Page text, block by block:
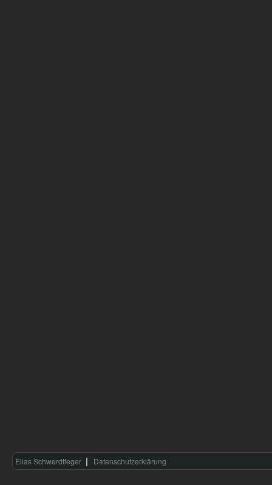
Elias Schwerdtfeger Datenschutzerklärung